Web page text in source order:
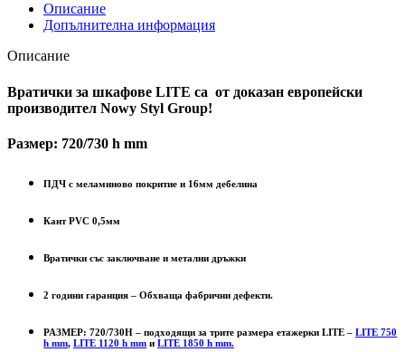
Описание
Допълнителна информация
Описание
Вратички за шкафове LITE са от доказан европейски
производител Nowy Styl Group!
Размер: 720/730 h mm
ПДЧ с меламиново покритие и 16мм дебелина
Кант PVC 0,5мм
Вратички със заключване и метални дръжки
2 години гаранция – Обхваща фабрични дефекти.
РАЗМЕР: 720/730Н – подходящи за трите размера етажерки LITE – LITE 750
h mm, LITE 1120 h mm и LITE 1850 h mm.